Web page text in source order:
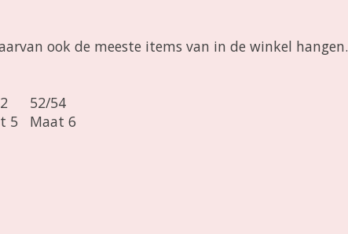
ook de meeste items van in de winkel hangen.
52/54
5 Maat 6